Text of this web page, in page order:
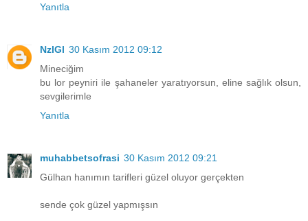
Yanıtla
NzlGl 30 Kasım 2012 09:12
Mineciğim
bu lor peyniri ile şahaneler yaratıyorsun, eline sağlık olsun,
sevgilerimle
Yanıtla
muhabbetsofrasi 30 Kasım 2012 09:21
Gülhan hanımın tarifleri güzel oluyor gerçekten
sende çok güzel yapmışsın